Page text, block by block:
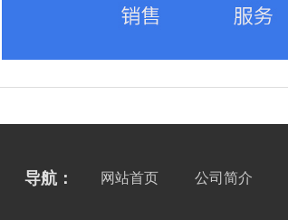
导航： 网站首页 公司简介